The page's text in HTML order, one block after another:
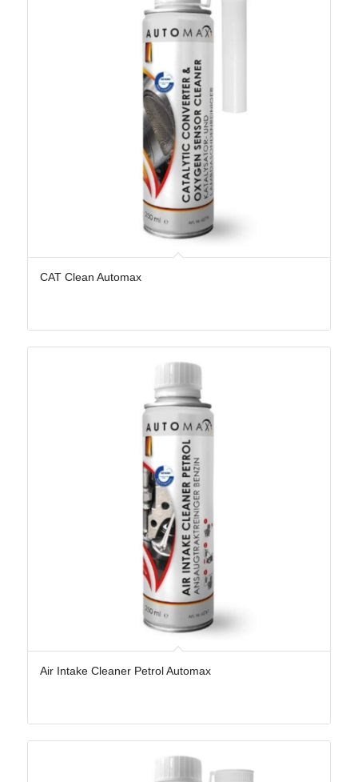
CAT Clean Automax
Air Intake Cleaner Petrol Automax